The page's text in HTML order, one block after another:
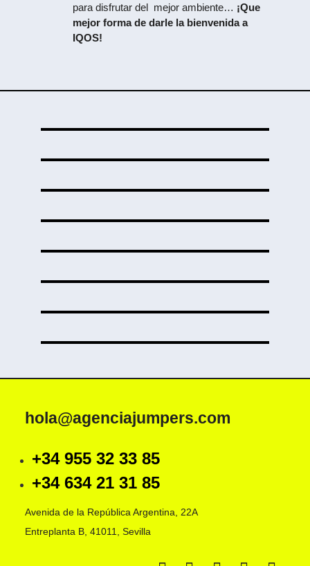
para disfrutar del mejor ambiente… ¡Que
mejor forma de darle la bienvenida a
IQOS!
hola@agenciajumpers.com
+34 955 32 33 85
+34 634 21 31 85
Avenida de la República Argentina, 22A
Entreplanta B, 41011, Sevilla